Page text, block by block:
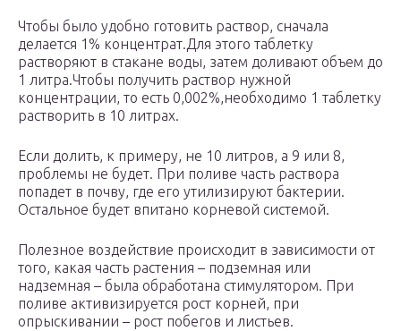
Чтобы было удобно готовить раствор, сначала
делается 1% концентрат.Для этого таблетку
растворяют в стакане воды, затем доливают объем до
1 литра.Чтобы получить раствор нужной
концентрации, то есть 0,002%,необходимо 1 таблетку
растворить в 10 литрах.
Если долить, к примеру, не 10 литров, а 9 или 8,
проблемы не будет. При поливе часть раствора
попадет в почву, где его утилизируют бактерии.
Остальное будет впитано корневой системой.
Полезное воздействие происходит в зависимости от
того, какая часть растения – подземная или
надземная – была обработана стимулятором. При
поливе активизируется рост корней, при
опрыскивании – рост побегов и листьев.